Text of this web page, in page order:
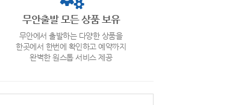
무안출발 모든 상품 보유
무안에서 출발하는 다양한 상품을
한곳에서 한번에 확인하고 예약까지
완벽한 원스톱 서비스 제공